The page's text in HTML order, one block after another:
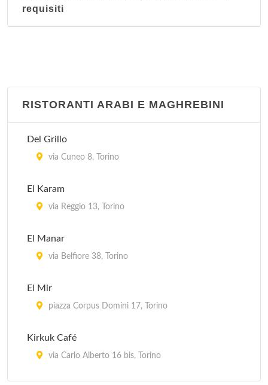
requisiti
RISTORANTI ARABI E MAGHREBINI
Del Grillo
via Cuneo 8, Torino
El Karam
via Reggio 13, Torino
El Manar
via Belfiore 38, Torino
El Mir
piazza Corpus Domini 17, Torino
Kirkuk Café
via Carlo Alberto 16 bis, Torino